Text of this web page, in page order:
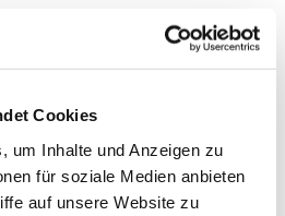
Cookies
um Inhalte und Anzeigen zu
für soziale Medien anbieten
auf unsere Website zu
Baum
Baum, der stand ganz allein
gewachsen.
Seine Wurzeln hatte er
eingegraben. Er hatte sie